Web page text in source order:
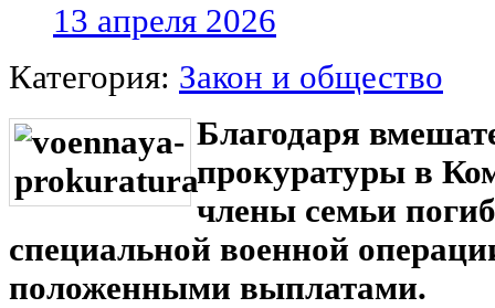
13 апреля 2026
Категория: Закон и общество
Благодаря
прокуратуры в
члены семьи
специальной военной
положенными выплатами.